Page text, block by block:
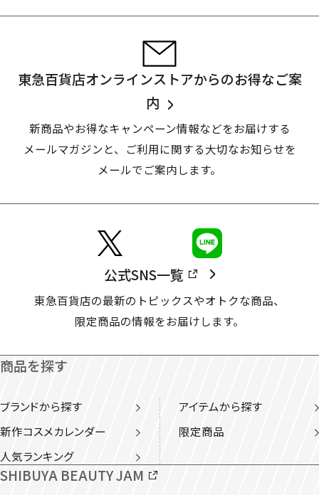
東急百貨店オンラインストアからのお得なご案
内
新商品やお得なキャンペーン情報などをお届けする
メールマガジンと、
ご利用に関する大切なお知らせを
メールでご案内します。
公式SNS一覧
東急百貨店の最新のトピックスやオトクな商品、
限定商品の情報をお届けします。
商品を探す
ブランドから探す
アイテムから探す
新作コスメカレンダー
限定商品
人気ランキング
SHIBUYA BEAUTY JAM